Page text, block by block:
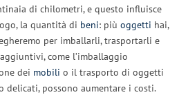
di chilometri, e questo influisce
la quantità di beni: più oggetti hai,
per imballarli, trasportarli e
come l’imballaggio
dei mobili o il trasporto di oggetti
delicati, possono aumentare i costi.